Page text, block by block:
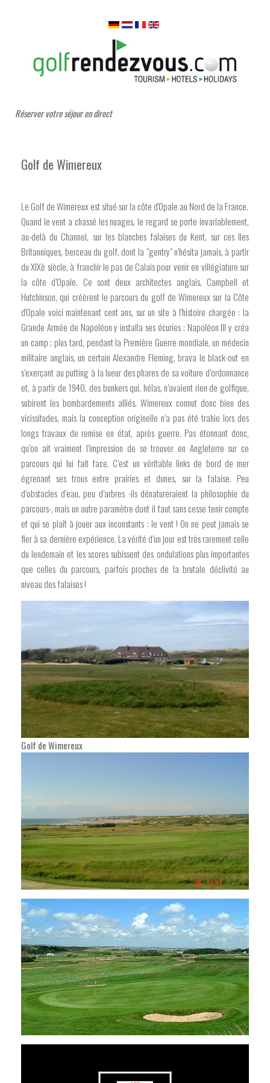
Réserver votre séjour en direct
Golf de Wimereux
Le Golf de Wimereux est situé sur la côte d'Opale au Nord de la France.
Quand le vent a chassé les nuages, le regard se porte invariablement,
au-delà du Channel, sur les blanches falaises du Kent, sur ces Iles
Britanniques, berceau du golf, dont la "gentry" n’hésita jamais, à partir
du XIXè siècle, à franchir le pas de Calais pour venir en villégiature sur
la côte d’Opale. Ce sont deux architectes anglais, Campbell et
Hutchinson, qui créèrent le parcours du golf de Wimereux sur la Côte
d'Opale voici maintenant cent ans, sur un site à l’histoire chargée : la
Grande Armée de Napoléon y installa ses écuries ; Napoléon III y créa
un camp ; plus tard, pendant la Première Guerre mondiale, un médecin
militaire anglais, un certain Alexandre Fleming, brava le black-out en
s’exerçant au putting à la lueur des phares de sa voiture d’ordonnance
et, à partir de 1940, des bunkers qui, hélas, n’avaient rien de golfique,
subirent les bombardements alliés. Wimereux connut donc bien des
vicissitudes, mais la conception originelle n’a pas été trahie lors des
longs travaux de remise en état, après guerre. Pas étonnant donc,
qu’on ait vraiment l’impression de se trouver en Angleterre sur ce
parcours qui lui fait face. C’est un véritable links de bord de mer
égrenant ses trous entre prairies et dunes, sur la falaise. Peu
d’obstacles d’eau, peu d’arbres -ils dénatureraient la philosophie du
parcours-, mais un autre paramètre dont il faut sans cesse tenir compte
et qui se plaît à jouer aux inconstants : le vent ! On ne peut jamais se
fier à sa dernière expérience. La vérité d’un jour est très rarement celle
du lendemain et les scores subissent des ondulations plus importantes
que celles du parcours, parfois proches de la brutale déclivité au
niveau des falaises !
Golf de Wimereux